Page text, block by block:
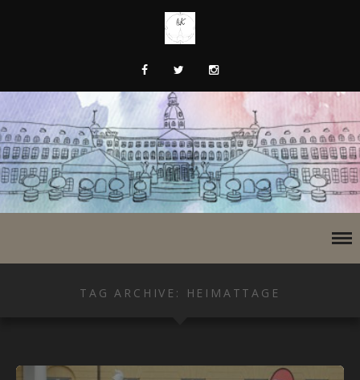
TAG ARCHIVE: HEIMATTAGE